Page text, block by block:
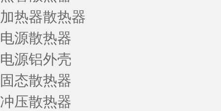
加热器散热器
电源散热器
电源铝外壳
固态散热器
冲压散热器